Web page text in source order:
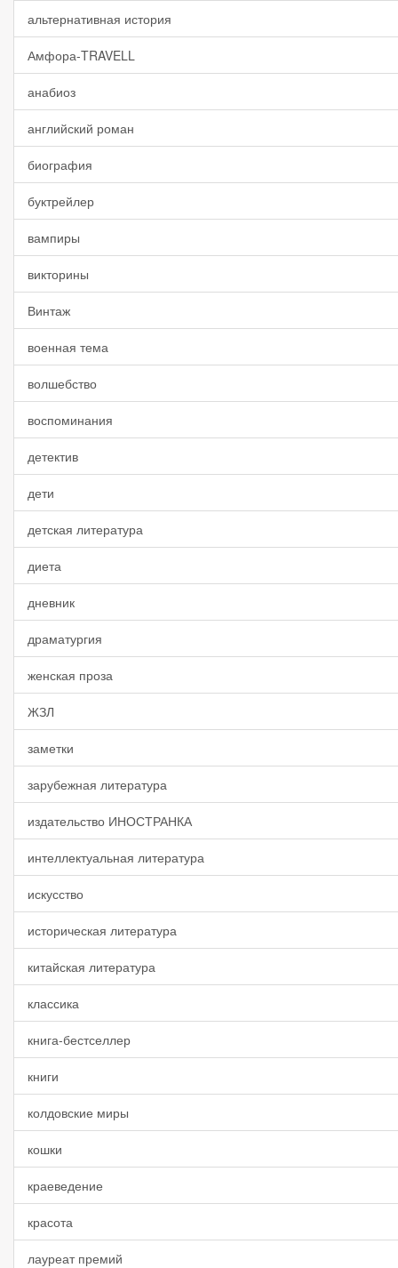
альтернативная история
Амфора-TRAVELL
анабиоз
английский роман
биография
буктрейлер
вампиры
викторины
Винтаж
военная тема
волшебство
воспоминания
детектив
дети
детская литература
диета
дневник
драматургия
женская проза
ЖЗЛ
заметки
зарубежная литература
издательство ИНОСТРАНКА
интеллектуальная литература
искусство
историческая литература
китайская литература
классика
книга-бестселлер
книги
колдовские миры
кошки
краеведение
красота
лауреат премий